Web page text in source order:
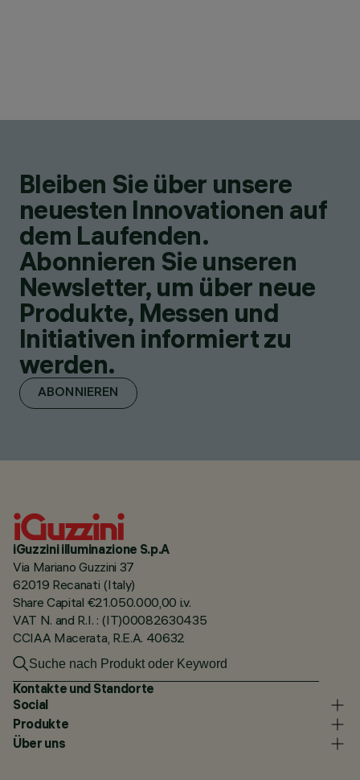
Bleiben Sie über unsere
neuesten Innovationen auf
dem Laufenden.
Abonnieren Sie unseren
Newsletter, um über neue
Produkte, Messen und
Initiativen informiert zu
werden.
ABONNIEREN
iGuzzini illuminazione S.p.A
Via Mariano Guzzini 37
62019 Recanati (Italy)
Share Capital €21.050.000,00 i.v.
VAT N. and R.I. : (IT)00082630435
CCIAA Macerata, R.E.A. 40632
Kontakte und Standorte
Social
Produkte
Über uns